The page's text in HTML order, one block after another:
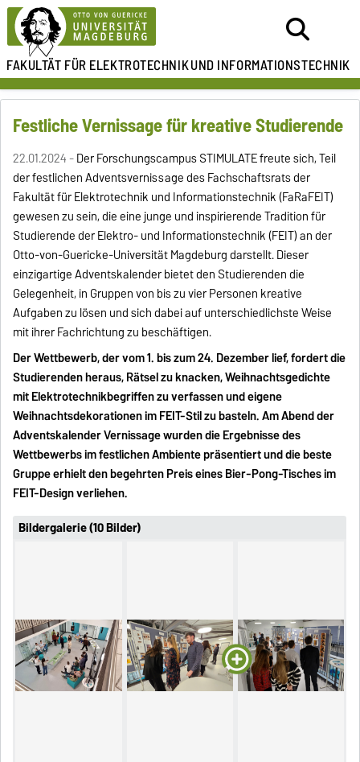
FAKULTÄT FÜR ELEKTROTECHNIKUND INFORMATIONSTECHNIK
Festliche Vernissage für kreative Studierende
22.01.2024 -Der Forschungscampus STIMULATE freute sich, Teil
der festlichen Adventsvernissage des Fachschaftsrats der
Fakultät für Elektrotechnik und Informationstechnik (FaRaFEIT)
gewesen zu sein, die eine junge und inspirierende Tradition für
Studierende der Elektro- und Informationstechnik (FEIT) an der
Otto-von-Guericke-Universität Magdeburg darstellt. Dieser
einzigartige Adventskalender bietet den Studierenden die
Gelegenheit, in Gruppen von bis zu vier Personen kreative
Aufgaben zu lösen und sich dabei auf unterschiedlichste Weise
mit ihrer Fachrichtung zu beschäftigen.
Der Wettbewerb, der vom 1. bis zum 24. Dezember lief, fordert die
Studierenden heraus, Rätsel zu knacken, Weihnachtsgedichte
mit Elektrotechnikbegriffen zu verfassen und eigene
Weihnachtsdekorationen im FEIT-Stil zu basteln. Am Abend der
Adventskalender Vernissage wurden die Ergebnisse des
Wettbewerbs im festlichen Ambiente präsentiert und die beste
Gruppe erhielt den begehrten Preis eines Bier-Pong-Tisches im
FEIT-Design verliehen.
Bildergalerie (10 Bilder)